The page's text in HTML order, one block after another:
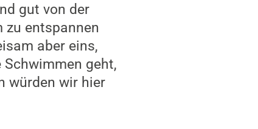
gut von der
zu entspannen
aber eins,
geht,
würden wir hier